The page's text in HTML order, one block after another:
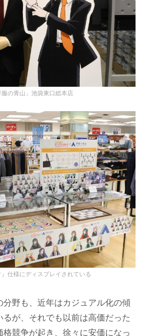
服の青山」池袋東口総本店
』仕様にディスプレイされている
野も、近年はカジュアル化の傾
が、それでも以前は高価だった
競争が起き、徐々に安価になっ